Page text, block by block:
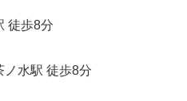
徒歩8分
ノ水駅 徒歩8分